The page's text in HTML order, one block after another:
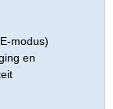
modus)
en